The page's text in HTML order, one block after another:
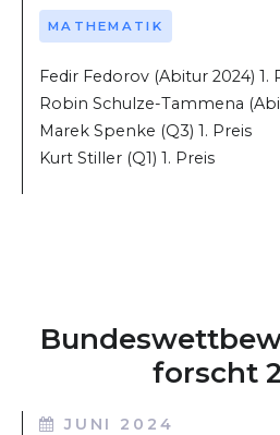
MATHEMATIK
Fedir Fedorov (Abitur 2024) 1.
Robin Schulze-Tammena
Marek Spenke (Q3) 1. Preis
Kurt Stiller (Q1) 1. Preis
forscht
JUNI 2024